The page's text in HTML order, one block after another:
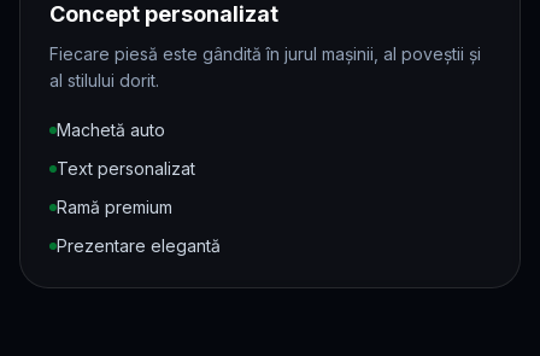
Concept personalizat
Fiecare piesă este gândită în jurul mașinii, al poveștii și
al stilului dorit.
Machetă auto
Text personalizat
Ramă premium
Prezentare elegantă